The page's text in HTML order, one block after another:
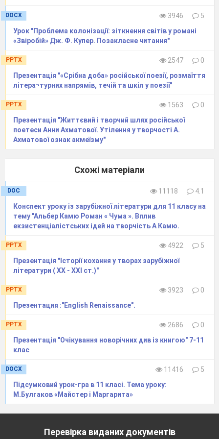
Хто? А чи не це є призначенням Потія Пилата.
Можливо,це і є його доля, визначена наперед
Всевишнім, тоді і засуджувати його немає за
що. Він не засудить
яття не буде. Та
поняття «доля» також сприймається людьми
по-різному.
Одні вважають, що все уже
визначено наперед і залишається йти по давно
своєрідний перелік рубежів, на кожному з яких
людина робить свій вибір, і тоді можна
свій шлях. І боягузтво зазвичай впливає на
Страх відчувають багато героїв роману
М. Булгакова. Степан Ліходєєв, коли проснувся
і побачив дивних героїв у своїй кімнаті, Іван
МАССОЛІТу, учасники сеансу чорної магії
бояться виглядати смішними, обманутими.
самого Майстра, після якої він сховався від
світу і людей у психіатричній клініці.
Маргарита відчула страх, коли побачила
рукопис роману у вогні, злякала її зустріч з
Азазелло, та і сам бал Сатани викликає в неї
як схвалення цього, звучать слова Воланда:
«Никогда и ничего не бойтесь. Это
неразумно». Також в і
«высокоморальным человеком».Нічого не
просила, але «охотно готова исполнить все, что
DOCX 3946
5
Урок "Проблема колонізації: зіткнення світів у романі
«Звіробій» Дж. Ф. Купер. Позакласне читання"
PPTX 2547
0
Презентація "«Срібна доба» російської поезії, розмаїття
літера¬турних напрямів, течій та шкіл у поезії"
PPTX 1563
0
Презентація "Життєвий і творчий шлях російської
поетеси Анни Ахматової. Утілення у творчості А.
Ахматової ознак акмеїзму"
Схожі матеріали
DOC 11118
4.1
Конспект уроку із зарубіжної літератури для 11 класу на
тему "Альбер Камю Роман « Чума ». Вплив
екзистенціалістських ідей на творчість А Камю.
PPTX 4922
5
Презентація "Історії кохання у творах зарубіжної
літератури ( ХХ - ХХІ ст.)"
PPTX 3923
0
Презентация :"English Renaissance".
PPTX 2686
0
Презентація "Очікування новорічних див із книгою" 7-11
клас
DOCX 11416
5
Підсумковий урок-гра в 11 класі. Тема уроку:
М.Булгаков «Майстер і Маргарита»
Перевірка виданих документів